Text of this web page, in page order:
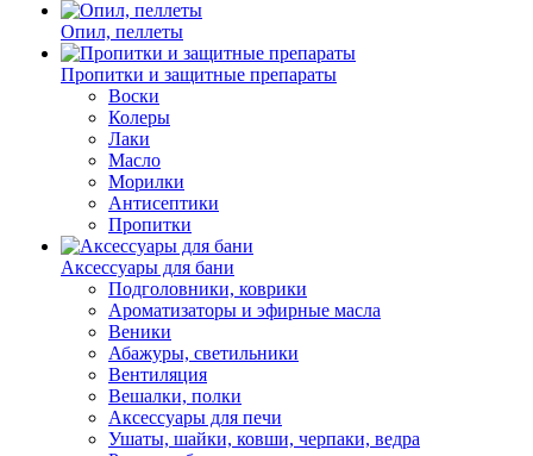
Опил, пеллеты
Пропитки и защитные препараты
Воски
Колеры
Лаки
Масло
Морилки
Антисептики
Пропитки
Аксессуары для бани
Подголовники, коврики
Ароматизаторы и эфирные масла
Веники
Абажуры, светильники
Вентиляция
Вешалки, полки
Аксессуары для печи
Ушаты, шайки, ковши, черпаки, ведра